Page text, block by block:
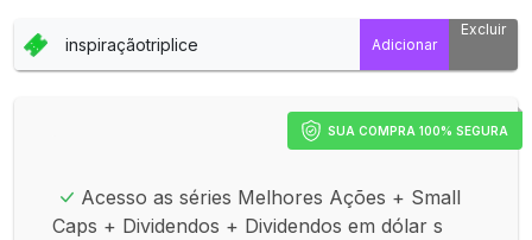
Excluir
SUA COMPRA 100% SEGURA
Acesso as séries Melhores Ações + Small
Caps + Dividendos + Dividendos em dólar s